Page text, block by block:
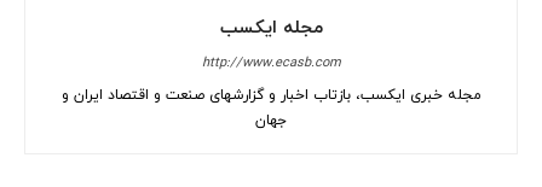
مجله ایکسب
http://www.ecasb.com
مجله خبری ایکسب، بازتاب اخبار و گزارشهای صنعت و اقتصاد ایران و
جهان